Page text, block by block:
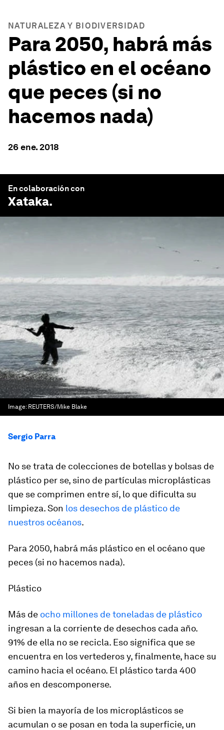
NATURALEZA Y BIODIVERSIDAD
Para 2050, habrá más
plástico en el océano
que peces (si no
hacemos nada)
26 ene. 2018
En colaboración con
Xataka.
Image: REUTERS/Mike Blake
Sergio Parra
No se trata de colecciones de botellas y bolsas de
plástico per se, sino de partículas microplásticas
que se comprimen entre sí, lo que dificulta su
limpieza. Son los desechos de plástico de
nuestros océanos.
Para 2050, habrá más plástico en el océano que
peces (si no hacemos nada).
Plástico
Más de ocho millones de toneladas de plástico
ingresan a la corriente de desechos cada año.
91% de ella no se recicla. Eso significa que se
encuentra en los vertederos y, finalmente, hace su
camino hacia el océano. El plástico tarda 400
años en descomponerse.
Si bien la mayoría de los microplásticos se
acumulan o se posan en toda la superficie, un